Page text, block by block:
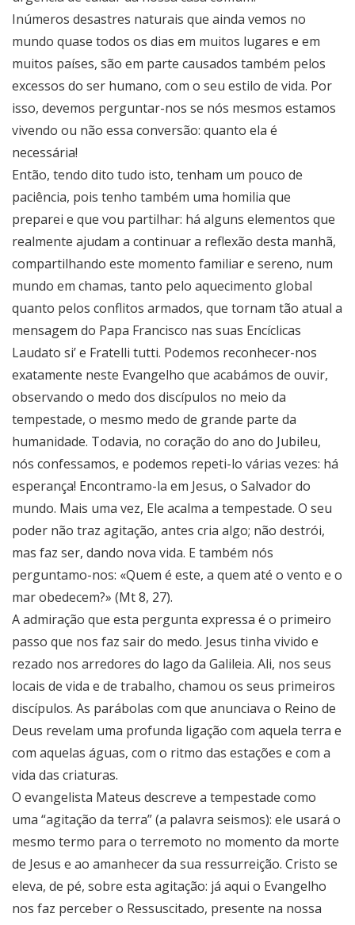
Inúmeros desastres naturais que ainda vemos no
mundo quase todos os dias em muitos lugares e em
muitos países, são em parte causados também pelos
excessos do ser humano, com o seu estilo de vida. Por
isso, devemos perguntar-nos se nós mesmos estamos
vivendo ou não essa conversão: quanto ela é
necessária!
Então, tendo dito tudo isto, tenham um pouco de
paciência, pois tenho também uma homilia que
preparei e que vou partilhar: há alguns elementos que
realmente ajudam a continuar a reflexão desta manhã,
compartilhando este momento familiar e sereno, num
mundo em chamas, tanto pelo aquecimento global
quanto pelos conflitos armados, que tornam tão atual a
mensagem do Papa Francisco nas suas Encíclicas
Laudato si’ e Fratelli tutti. Podemos reconhecer-nos
exatamente neste Evangelho que acabámos de ouvir,
observando o medo dos discípulos no meio da
tempestade, o mesmo medo de grande parte da
humanidade. Todavia, no coração do ano do Jubileu,
nós confessamos, e podemos repeti-lo várias vezes: há
esperança! Encontramo-la em Jesus, o Salvador do
mundo. Mais uma vez, Ele acalma a tempestade. O seu
poder não traz agitação, antes cria algo; não destrói,
mas faz ser, dando nova vida. E também nós
perguntamo-nos: «Quem é este, a quem até o vento e o
mar obedecem?» (Mt 8, 27).
A admiração que esta pergunta expressa é o primeiro
passo que nos faz sair do medo. Jesus tinha vivido e
rezado nos arredores do lago da Galileia. Ali, nos seus
locais de vida e de trabalho, chamou os seus primeiros
discípulos. As parábolas com que anunciava o Reino de
Deus revelam uma profunda ligação com aquela terra e
com aquelas águas, com o ritmo das estações e com a
vida das criaturas.
O evangelista Mateus descreve a tempestade como
uma “agitação da terra” (a palavra seismos): ele usará o
mesmo termo para o terremoto no momento da morte
de Jesus e ao amanhecer da sua ressurreição. Cristo se
eleva, de pé, sobre esta agitação: já aqui o Evangelho
nos faz perceber o Ressuscitado, presente na nossa